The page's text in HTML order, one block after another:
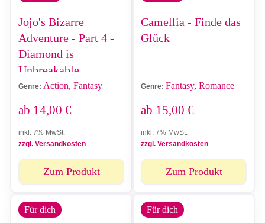
Jojo's Bizarre
Adventure - Part 4 -
Diamond is
Unbreakable
Genre: Action, Fantasy
ab 14,00 €
inkl. 7% MwSt.
zzgl. Versandkosten
Zum Produkt
Camellia - Finde das
Glück
Genre: Fantasy, Romance
ab 15,00 €
inkl. 7% MwSt.
zzgl. Versandkosten
Zum Produkt
Für dich Für dich